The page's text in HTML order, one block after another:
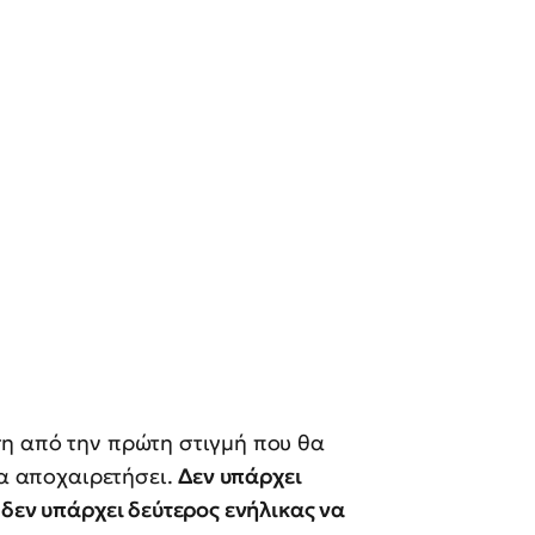
από την πρώτη στιγμή που θα
αποχαιρετήσει.Δεν υπάρχει
υπάρχει δεύτερος ενήλικας να